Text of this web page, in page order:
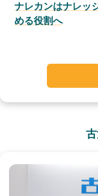
ナレカンはナレッ
める役割へ